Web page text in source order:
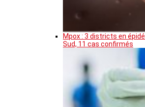
Mpox : 3 districts en
Sud, 11 cas confirmés